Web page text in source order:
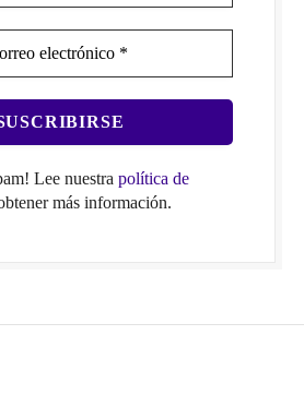
Lee nuestra política de
más información.